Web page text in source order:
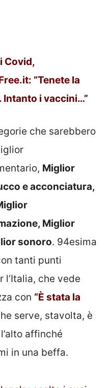
Covid,
“Tenete la
i vaccini…”
che sarebbero
Miglior
e acconciatura,
Miglior
sonoro. 94esima
tanti punti
che vede
con “È stata la
serve, stavolta, è
affinché
in una beffa.